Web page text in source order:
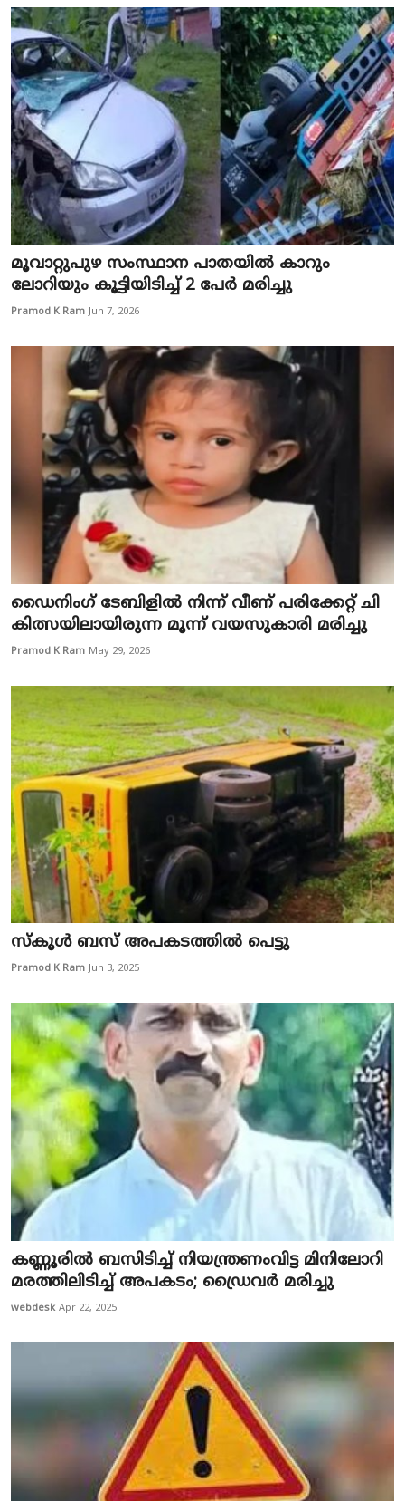
മൂവാറ്റുപുഴ സംസ്ഥാന പാതയിൽ കാറും
ലോറിയും കൂട്ടിയിടിച്ച് 2 പേർ മരിച്ചു
Pramod K Ram Jun 7, 2026
ഡൈ​നിം​ഗ് ടേ​ബി​ളി​ൽ നി​ന്ന് വീ​ണ് പ​രി​ക്കേ​റ്റ് ചി​
കി​ത്സ​യി​ലാ​യി​രു​ന്ന മൂ​ന്ന് വ​യ​സു​കാ​രി മ​രി​ച്ചു
Pramod K Ram May 29, 2026
സ്കൂൾ ബസ് അപകടത്തിൽ പെട്ടു
Pramod K Ram Jun 3, 2025
കണ്ണൂരിൽ ബ​സി​ടി​ച്ച് നി​യ​ന്ത്ര​ണം​വി​ട്ട മി​നി​ലോ​റി
മ​ര​ത്തി​ലി​ടി​ച്ച് അ​പ​ക​ടം; ഡ്രൈ​വ​ർ മ​രി​ച്ചു
webdesk Apr 22, 2025